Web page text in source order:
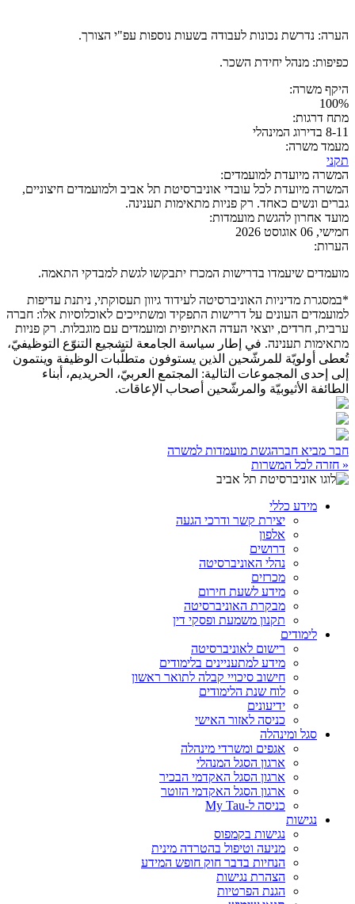
הערה: נדרשת נכונות לעבודה בשעות נוספות עפ"י הצורך.
כפיפות: מנהל יחידת השכר.
היקף משרה:
100%
מתח דרגות:
8-11 בדירוג המינהלי
מעמד משרה:
תקני
המשרה מיועדת למועמדים:
המשרה מיועדת לכל עובדי אוניברסיטת תל אביב ולמועמדים חיצוניים,
גברים ונשים כאחד. רק פניות מתאימות תענינה.
מועד אחרון להגשת מועמדות:
חמישי, 06 אוגוסט 2026
הערות:
מועמדים שיעמדו בדרישות המכרז יתבקשו לגשת למבדקי התאמה.
*במסגרת מדיניות האוניברסיטה לעידוד גיוון תעסוקתי, ניתנת עדיפות
למועמדים העונים על דרישות התפקיד ומשתייכים לאוכלוסיות אלו: חברה
ערבית, חרדים, יוצאי העדה האתיופית ומועמדים עם מוגבלות. רק פניות
מתאימות תענינה. في إطار سياسة الجامعة لتشجيع التنوّع التوظيفيّ،
تُعطى أولويّة للمرشّحين الذين يستوفون متطلّبات الوظيفة وينتمون
إلى إحدى المجموعات التالية: المجتمع العربيّ، الحريديم، أبناء
الطائفة الأثيوبيّة والمرشّحين أصحاب الإعاقات.
חבר מביא חברהגשת מועמדות למשרה
« חזרה לכל המשרות
מידע כללי
יצירת קשר ודרכי הגעה
אלפון
דרושים
נהלי האוניברסיטה
מכרזים
מידע לשעת חירום
מבקרת האוניברסיטה
תקנון משמעת ופסקי דין
לימודים
רישום לאוניברסיטה
מידע למתעניינים בלימודים
חישוב סיכויי קבלה לתואר ראשון
לוח שנת הלימודים
ידיעונים
כניסה לאזור האישי
סגל ומינהלה
אגפים ומשרדי מינהלה
ארגון הסגל המנהלי
ארגון הסגל האקדמי הבכיר
ארגון הסגל האקדמי הזוטר
כניסה ל-My Tau
נגישות
נגישות בקמפוס
מניעה וטיפול בהטרדה מינית
הנחיות בדבר חוק חופש המידע
הצהרת נגישות
הגנת הפרטיות